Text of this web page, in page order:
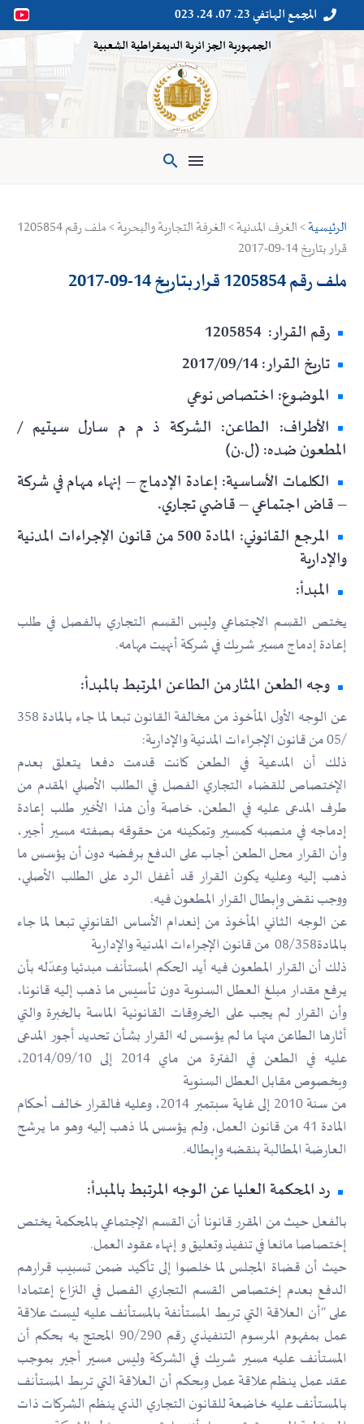

 المجمع الهاتفي 23. 07. 24. 023
الجمهورية الجزائرية الديمقراطية الشعبية

الرئيسية
> الغرف المدنية > الغرفة التجارية والبحرية > ملف رقم 1205854
قرار بتاريخ 14-09-2017
ملف رقم 1205854 قرار بتاريخ 14-09-2017
رقم القرار: 1205854
تاريخ القرار: 2017/09/14
الموضوع: اختصاص نوعي
الأطراف: الطاعن: الشركة ذ م م سارل سيتيم /
المطعون ضده: (ل.ن)
الكلمات الأساسية: إعادة الإدماج – إنهاء مهام في شركة
– قاض اجتماعي – قاضي تجاري.
المرجع القانوني: المادة 500 من قانون الإجراءات المدنية
والإدارية
المبدأ:
يختص القسم الاجتماعي وليس القسم التجاري بالفصل في طلب
إعادة إدماج مسير شريك في شركة أنهيت مهامه.
وجه الطعن المثار من الطاعن المرتبط بالمبدأ:
عن الوجه الأول المأخوذ من مخالفة القانون تبعا لما جاء بالمادة 358
/05 من قانون الإجراءات المدنية والإدارية:
ذلك أن المدعية في الطعن كانت قدمت دفعا يتعلق بعدم
الإختصاص للقضاء التجاري الفصل في الطلب الأصلي المقدم من
طرف المدعى عليه في الطعن، خاصة وأن هذا الأخير طلب إعادة
إدماجه في منصبه كمسير وتمكينه من حقوقه بصفته مسير أجير،
وأن القرار محل الطعن أجاب على الدفع برفضه دون أن يؤسس ما
ذهب إليه وعليه يكون القرار قد أغفل الرد على الطلب الأصلي،
ووجب نقض وإبطال القرار المطعون فيه.
عن الوجه الثاني المأخوذ من إنعدام الأساس القانوني تبعا لما جاء
بالمادة08/358 من قانون الإجراءات المدنية والإدارية
ذلك أن القرار المطعون فيه أيد الحكم المستأنف مبدئيا وعدّله بأن
يرفع مقدار مبلغ العطل السنوية دون تأسيس ما ذهب إليه قانونا،
وأن القرار لم يجب على الخروقات القانونية الماسة بالخبرة والتي
أثارها الطاعن منها ما لم يؤسس له القرار بشأن تحديد أجور المدعى
عليه في الطعن في الفترة من ماي 2014 إلى 2014/09/10،
وبخصوص مقابل العطل السنوية
من سنة 2010 إلى غاية سبتمبر 2014، وعليه فالقرار خالف أحكام
المادة 41 من قانون العمل، ولم يؤسس لما ذهب إليه وهو ما يرشح
العارضة المطالبة بنقضه وإبطاله.
رد المحكمة العليا عن الوجه المرتبط بالمبدأ:
بالفعل حيث من المقرر قانونا أن القسم الإجتماعي بالمحكمة يختص
إختصاصا مانعا في تنفيذ وتعليق و إنهاء عقود العمل.
حيث أن قضاة المجلس لما خلصوا إلى تأكيد ضمن تسبيب قرارهم
الدفع بعدم إختصاص القسم التجاري الفصل في النزاع إعتمادا
على “أن العلاقة التي تربط المستأنفة بالمستأنف عليه ليست علاقة
عمل بمفهوم المرسوم التنفيذي رقم 90/290 المحتج به بحكم أن
المستأنف عليه مسير شريك في الشركة وليس مسير أجير بموجب
عقد عمل ينظم علاقة عمل وبحكم أن العلاقة التي تربط المستأنف
بالمستأنف عليه خاضعة للقانون التجاري الذي ينظم الشركات ذات